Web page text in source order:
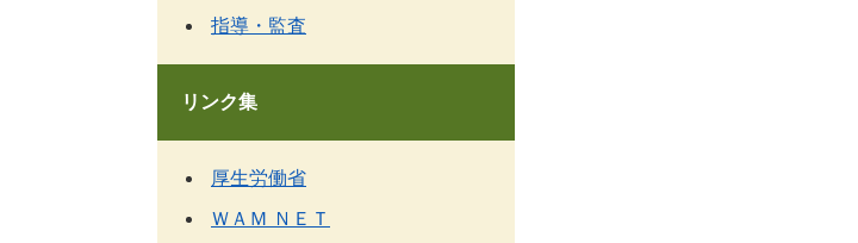
指導・監査
リンク集
厚生労働省
ＷＡＭ ＮＥＴ